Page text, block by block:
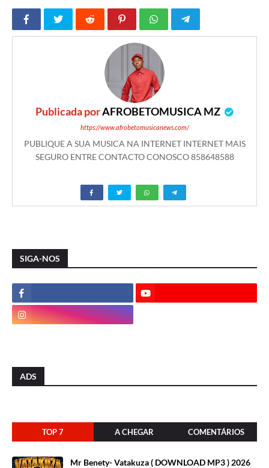
Publicada porAFROBETOMUSICA MZ
https://www.afrobetomusicanews.com/
PUBLIQUE A SUA MUSICA NA INTERNET INTERNET MAIS
SEGURO ENTRE CONTACTO CONOSCO 858648588
SIGA-NOS
ADS
TOP 7 A CHEGAR COMENTÁRIOS
Mr Benety- Vatakuza ( DOWNLOAD MP3 ) 2026